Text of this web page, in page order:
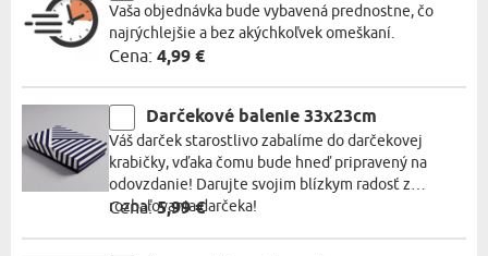
Vaša objednávka bude vybavená prednostne, čo
najrýchlejšie a bez akýchkoľvek omeškaní.
Cena: 4,99 €
Darčekové balenie 33x23cm
Váš darček starostlivo zabalíme do darčekovej
krabičky, vďaka čomu bude hneď pripravený na
odovzdanie! Darujte svojim blízkym radosť z
rozbaľovania darčeka!
Cena:5,99 €